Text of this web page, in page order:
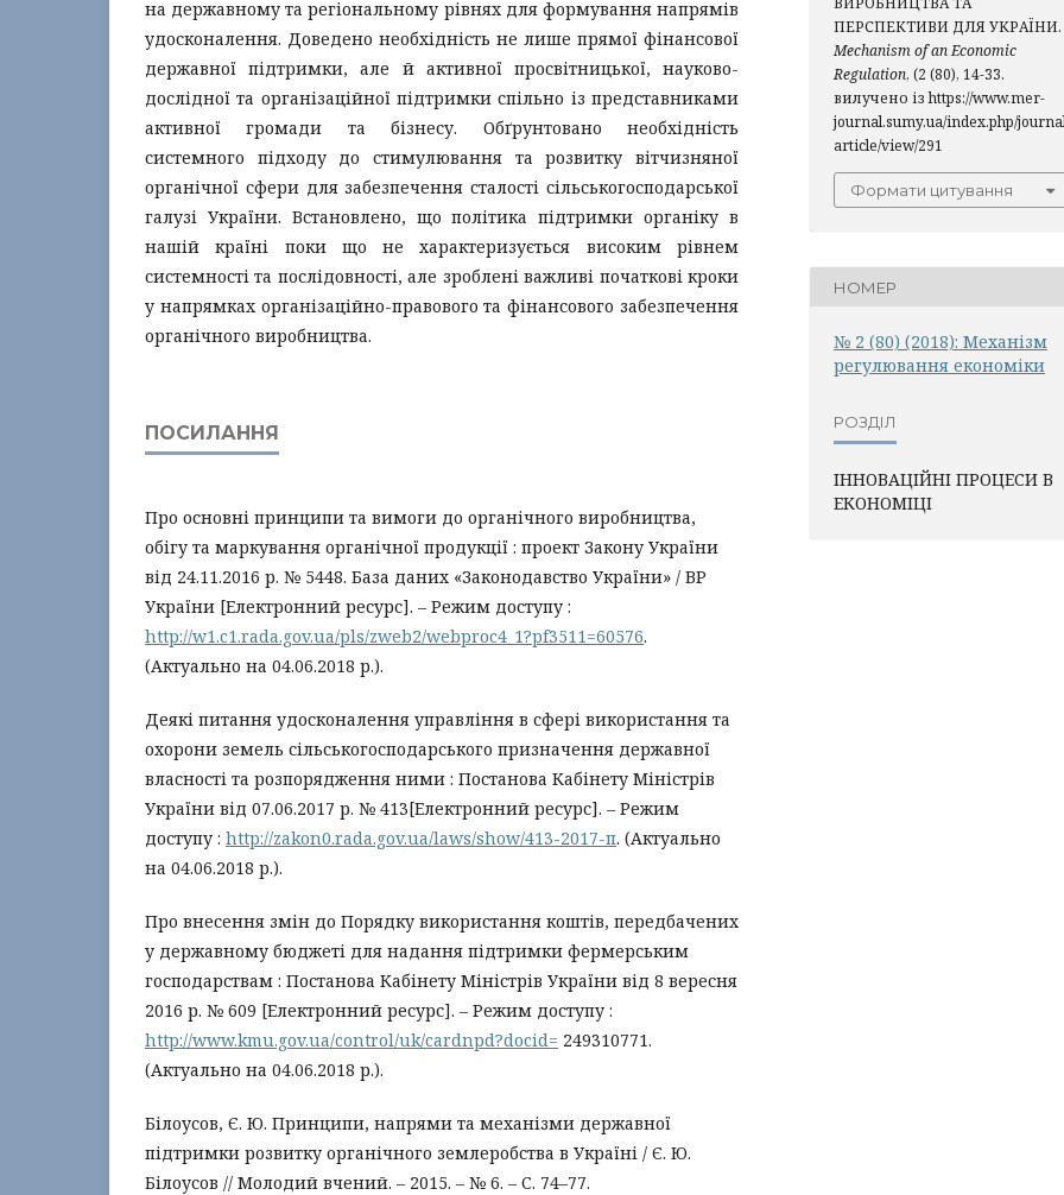
на державному та регіональному рівнях для формування напрямів
удосконалення. Доведено необхідність не лише прямої фінансової
державної підтримки, але й активної просвітницької, науково-
дослідної та організаційної підтримки спільно із представниками
активної громади та бізнесу. Обґрунтовано необхідність
системного підходу до стимулювання та розвитку вітчизняної
органічної сфери для забезпечення сталості сільськогосподарської
галузі України. Встановлено, що політика підтримки органіку в
нашій країні поки що не характеризується високим рівнем
системності та послідовності, але зроблені важливі початкові кроки
у напрямках організаційно-правового та фінансового забезпечення
органічного виробництва.
ПОСИЛАННЯ
Про основні принципи та вимоги до органічного виробництва,
обігу та маркування органічної продукції : проект Закону України
від 24.11.2016 р. № 5448. База даних «Законодавство України» / ВР
України [Електронний ресурс]. – Режим доступу :
http://w1.c1.rada.gov.ua/pls/zweb2/webproc4_1?pf3511=60576.
(Актуально на 04.06.2018 р.).
Деякі питання удосконалення управління в сфері використання та
охорони земель сільськогосподарського призначення державної
власності та розпорядження ними : Постанова Кабінету Міністрів
України від 07.06.2017 р. № 413[Електронний ресурс]. – Режим
доступу : http://zakon0.rada.gov.ua/laws/show/413-2017-п. (Актуально
на 04.06.2018 р.).
Про внесення змін до Порядку використання коштів, передбачених
у державному бюджеті для надання підтримки фермерським
господарствам : Постанова Кабінету Міністрів України від 8 вересня
2016 р. № 609 [Електронний ресурс]. – Режим доступу :
http://www.kmu.gov.ua/control/uk/cardnpd?docid= 249310771.
(Актуально на 04.06.2018 р.).
Білоусов, Є. Ю. Принципи, напрями та механізми державної
підтримки розвитку органічного землеробства в Україні / Є. Ю.
Білоусов // Молодий вчений. – 2015. – № 6. – С. 74–77.
ПЕРСПЕКТИВИ ДЛЯ УКРАЇНИ.
Mechanism of an Economic
Regulation, (2 (80), 14-33.
вилучено із https://www.mer-
journal.sumy.ua/index.php/
article/view/291
Формати цитування
НОМЕР
№ 2 (80) (2018): Механiзм
регулювання економiки
РОЗДІЛ
ІННОВАЦІЙНІ ПРОЦЕСИ В
ЕКОНОМІЦІ